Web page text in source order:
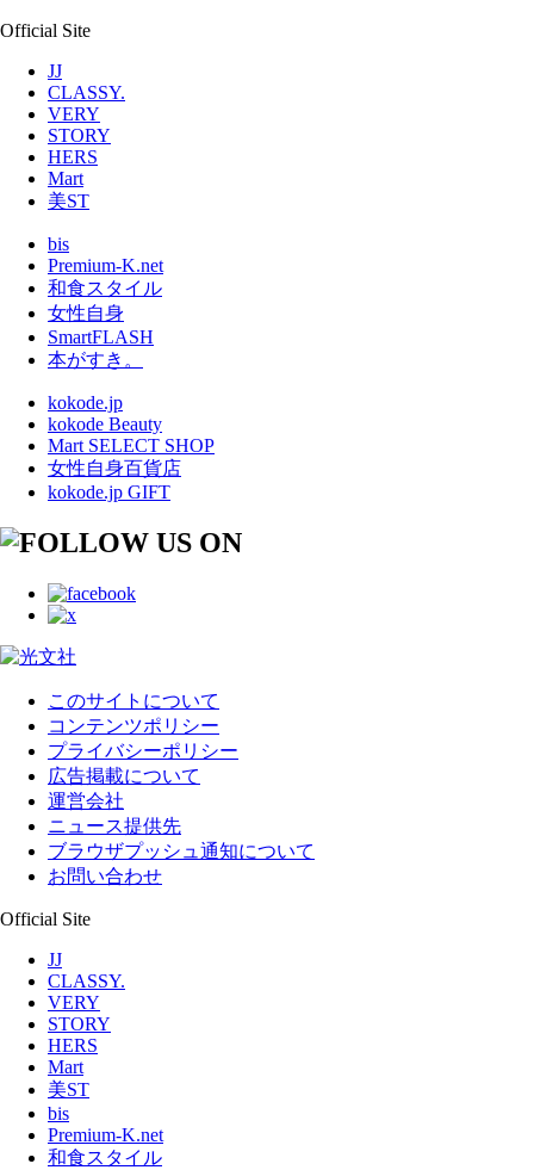
Official Site
JJ
CLASSY.
VERY
STORY
HERS
Mart
美ST
bis
Premium-K.net
和食スタイル
女性自身
SmartFLASH
本がすき。
kokode.jp
kokode Beauty
Mart SELECT SHOP
女性自身百貨店
kokode.jp GIFT
このサイトについて
コンテンツポリシー
プライバシーポリシー
広告掲載について
運営会社
ニュース提供先
ブラウザプッシュ通知について
お問い合わせ
Official Site
JJ
CLASSY.
VERY
STORY
HERS
Mart
美ST
bis
Premium-K.net
和食スタイル